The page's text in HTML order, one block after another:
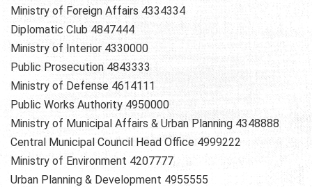
Ministry of Foreign Affairs 4334334
Diplomatic Club 4847444
Ministry of Interior 4330000
Public Prosecution 4843333
Ministry of Defense 4614111
Public Works Authority 4950000
Ministry of Municipal Affairs & Urban Planning 4348888
Central Municipal Council Head Office 4999222
Ministry of Environment 4207777
Urban Planning & Development 4955555